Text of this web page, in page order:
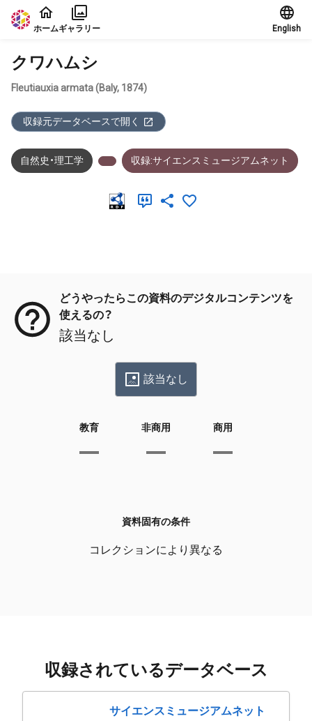
本文に飛ぶ
ホームギャラリー English
クワハムシ
Fleutiauxia armata (Baly, 1874)
収録元データベースで開く
自然史・理工学 収録:サイエンスミュージアムネット
どうやったらこの資料のデジタルコンテンツを
使えるの？
該当なし
該当なし
教育 非商用 商用
資料固有の条件
コレクションにより異なる
収録されているデータベース
サイエンスミュージアムネット